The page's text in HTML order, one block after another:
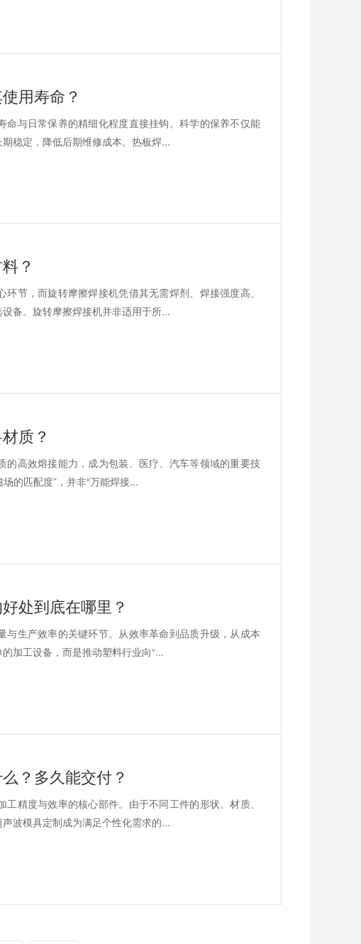
用寿命？
与日常保养的精细化程度直接挂钩。科学的保养不仅能
稳定，降低后期维修成本。热板焊...
？
节，而旋转摩擦焊接机凭借其无需焊剂、焊接强度高、
备。旋转摩擦焊接机并非适用于所...
质？
高效熔接能力，成为包装、医疗、汽车等领域的重要技
的匹配度”，并非“万能焊接...
处到底在哪里？
生产效率的关键环节。从效率革命到品质升级，从成本
加工设备，而是推动塑料行业向“...
？多久能交付？
精度与效率的核心部件。由于不同工件的形状、材质、
波模具定制成为满足个性化需求的...